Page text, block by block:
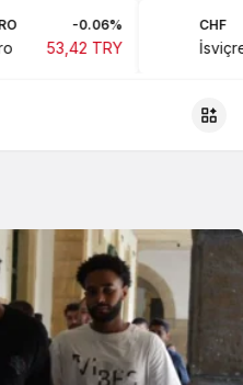
-0.06%
53,42 TRY
CHF
İsviçre